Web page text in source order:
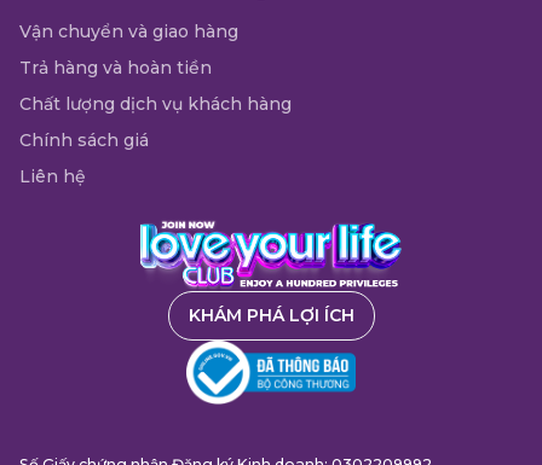
Vận chuyển và giao hàng
Trả hàng và hoàn tiền
Chất lượng dịch vụ khách hàng
Chính sách giá
Liên hệ
KHÁM PHÁ LỢI ÍCH